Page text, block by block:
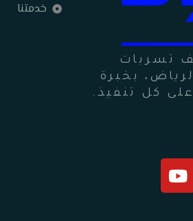
تسربات
بخبرة
كل تنفيذ.
Y
o
u
خدمتنا